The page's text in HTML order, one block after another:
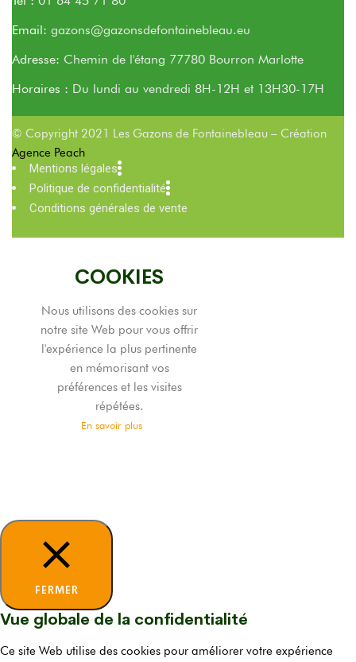
Email: gazons@gazonsdefontainebleau.eu
Adresse: Chemin de l'étang 77780 Bourron Marlotte
Horaires : Du lundi au vendredi 8H-12H et 13H30-17H
© Copyright 2021 Les Gazons de Fontainebleau – Création
Agence Peach
Mentions légales
Politique de confidentialité
Conditions générales de vente
COOKIES
Nous utilisons des cookies sur
notre site Web pour vous offrir
l'expérience la plus pertinente
en mémorisant vos
préférences et les visites
répétées.
En savoir plus
FERMER
Vue globale de la confidentialité
Ce site Web utilise des cookies pour améliorer votre expérience